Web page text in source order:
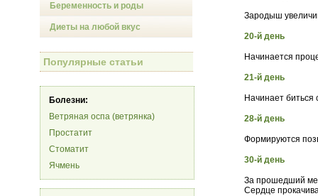
Беременность и роды
Диеты на любой вкус
Популярные статьи
Болезни:
Ветряная оспа (ветрянка)
Простатит
Стоматит
Ячмень
Зародыш
20-й день
Начинается
21-й день
Начинает биться
28-й день
Формируются
30-й день
За прошедший
Сердце